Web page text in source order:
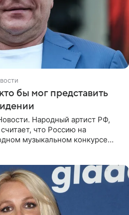
бы мог представить
Народный артист РФ,
что Россию на
музыкальном конкурсе